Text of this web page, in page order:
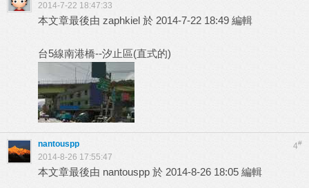
2014-7-22 18:47:33
本文章最後由 zaphkiel 於 2014-7-22 18:49 編輯
台5線南港橋--汐止區(直式的)
4#
nantouspp
2014-8-26 17:55:47
本文章最後由 nantouspp 於 2014-8-26 18:05 編輯